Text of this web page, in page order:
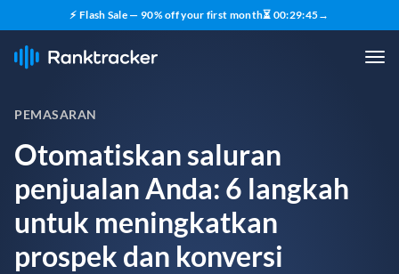
⚡ Flash Sale — 90% off your first month⏳ 00:29:43→
PEMASARAN
Otomatiskan saluran
penjualan Anda: 6 langkah
untuk meningkatkan
prospek dan konversi